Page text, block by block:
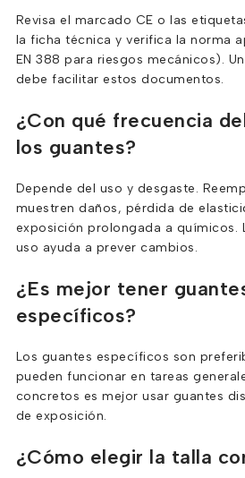
Revisa el marcado CE o las
la ficha técnica y verifica la norma
EN 388 para riesgos mecánicos).
debe facilitar estos documentos.
¿Con qué frecuencia
los guantes?
Depende del uso y desgaste.
muestren daños, pérdida de
exposición prolongada a químicos.
uso ayuda a prever cambios.
¿Es mejor tener
específicos?
Los guantes específicos son
pueden funcionar en tareas
concretos es mejor usar guantes
de exposición.
¿Cómo elegir la talla